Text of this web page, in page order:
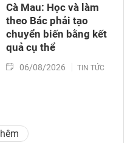
Cà Mau: Học và làm
theo Bác phải tạo
chuyển biến bằng kết
quả cụ thể
06/08/2026 TIN TỨC